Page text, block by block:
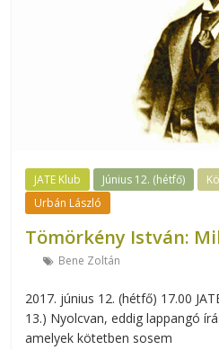
JATE Klub Június 12. (hétfő)
Urbán László
Tömörkény István:
Bene Zoltán
2017. június 12. (hétfő) 17.00
13.) Nyolcvan, eddig lappangó
amelyek kötetben sosem